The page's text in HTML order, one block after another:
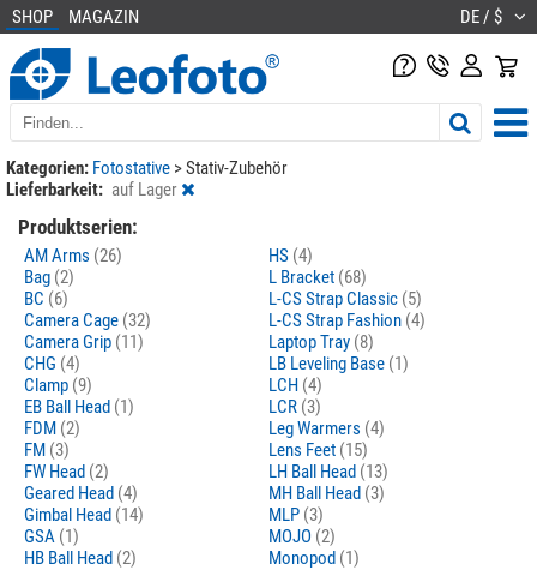
SHOP MAGAZIN DE / $
Kategorien: Fotostative >Stativ-Zubehör
Lieferbarkeit: auf Lager
Produktserien:
AM Arms (26)
Bag (2)
BC (6)
Camera Cage (32)
Camera Grip (11)
CHG (4)
Clamp (9)
EB Ball Head (1)
FDM (2)
FM (3)
FW Head (2)
Geared Head (4)
Gimbal Head (14)
GSA (1)
HB Ball Head (2)
HS (4)
L Bracket (68)
L-CS Strap Classic (5)
L-CS Strap Fashion (4)
Laptop Tray (8)
LB Leveling Base (1)
LCH (4)
LCR (3)
Leg Warmers (4)
Lens Feet (15)
LH Ball Head (13)
MH Ball Head (3)
MLP (3)
MOJO (2)
Monopod (1)